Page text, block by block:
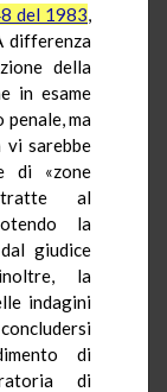
del 1983,
differenza
della
in esame
ma
vi sarebbe
di «zone
al
la
giudice
la
indagini
di
di